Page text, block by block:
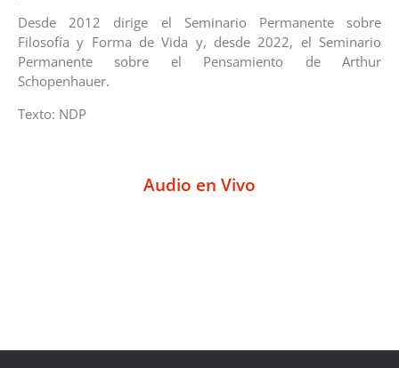
Desde 2012 dirige el Seminario Permanente sobre
Filosofía y Forma de Vida y, desde 2022, el Seminario
Permanente sobre el Pensamiento de Arthur
Schopenhauer.
Texto: NDP
Audio en Vivo